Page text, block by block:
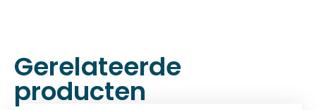
Gerelateerde
producten